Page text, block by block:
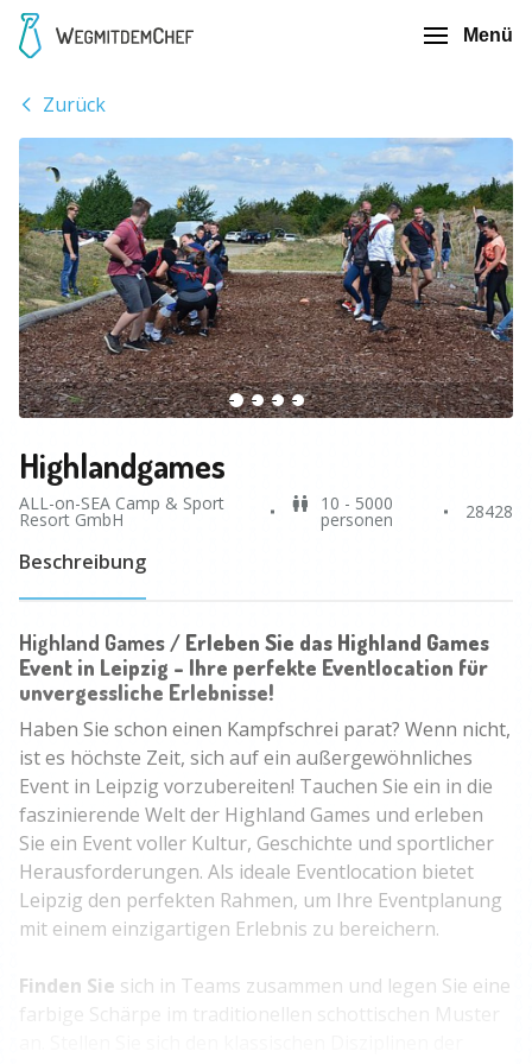
Menü
Zurück
Highlandgames
ALL-on-SEA Camp & Sport
Resort GmbH
10 - 5000
personen 28428
Beschreibung
Highland Games / Erleben Sie das Highland Games
Event in Leipzig – Ihre perfekte Eventlocation für
unvergessliche Erlebnisse!
Haben Sie schon einen Kampfschrei parat? Wenn nicht,
ist es höchste Zeit, sich auf ein außergewöhnliches
Event in Leipzig vorzubereiten! Tauchen Sie ein in die
faszinierende Welt der Highland Games und erleben
Sie ein Event voller Kultur, Geschichte und sportlicher
Herausforderungen. Als ideale Eventlocation bietet
Leipzig den perfekten Rahmen, um Ihre Eventplanung
mit einem einzigartigen Erlebnis zu bereichern.
Finden Sie sich in Teams zusammen und legen Sie eine
farbige Schärpe im traditionellen schottischen Muster